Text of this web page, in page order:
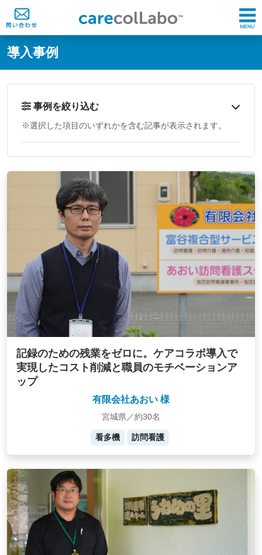
@ -0,0 +1,60 @@
導入事例
事例を絞り込む
※選択した項目のいずれかを含む記事が表示されます。
記録のための残業をゼロに。ケアコラボ導入で
実現したコスト削減と職員のモチベーションア
ップ
有限会社あおい 様
宮城県／約30名
看多機 訪問看護